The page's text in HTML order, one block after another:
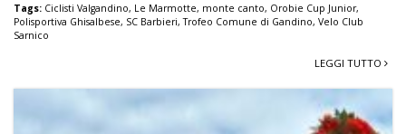
Tags: Ciclisti Valgandino, Le Marmotte, monte canto, Orobie Cup Junior,
Polisportiva Ghisalbese, SC Barbieri,Trofeo Comune di Gandino, Velo Club
Sarnico
LEGGI TUTTO